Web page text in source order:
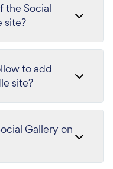
the Social
site?
to add
site?
Gallery on